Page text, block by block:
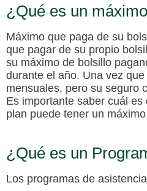
¿Qué es un
Máximo que paga de su
que pagar de su propio
su máximo de bolsillo
durante el año. Una vez
mensuales, pero su seguro
Es importante saber cuál
plan puede tener un
¿Qué es un
Los programas de